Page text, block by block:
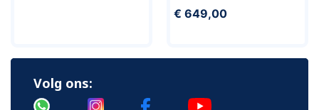
€ 649,00
Volg ons: